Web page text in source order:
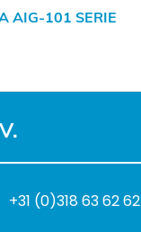
AIG-101 SERIE
+31 (0)318 63 62 62